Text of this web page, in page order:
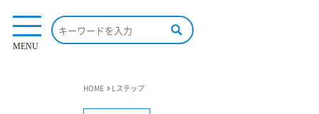
MENU
HOME Lステップ